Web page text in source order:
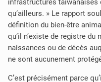
infrastructures
qu’ailleurs. » Le rapport
définition du bien-être
qu’il n’existe de registre du
naissances ou de décès
ne sont aucunement
C’est précisément parce